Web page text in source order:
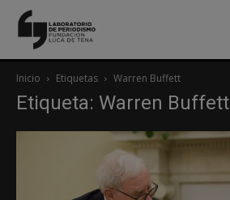
Inicio Etiquetas Warren Buffett
Etiqueta: Warren Buffett